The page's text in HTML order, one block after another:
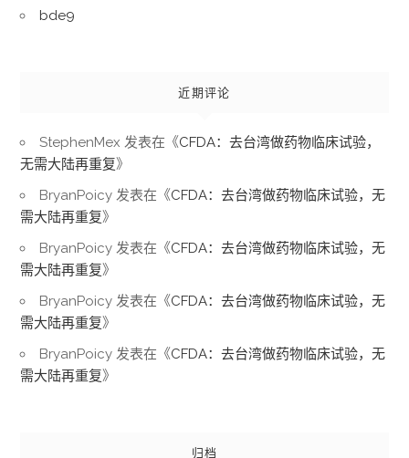
bde9
近期评论
StephenMex 发表在《CFDA：去台湾做药物临床试验，
无需大陆再重复》
BryanPoicy 发表在《CFDA：去台湾做药物临床试验，无
需大陆再重复》
BryanPoicy 发表在《CFDA：去台湾做药物临床试验，无
需大陆再重复》
BryanPoicy 发表在《CFDA：去台湾做药物临床试验，无
需大陆再重复》
BryanPoicy 发表在《CFDA：去台湾做药物临床试验，无
需大陆再重复》
归档